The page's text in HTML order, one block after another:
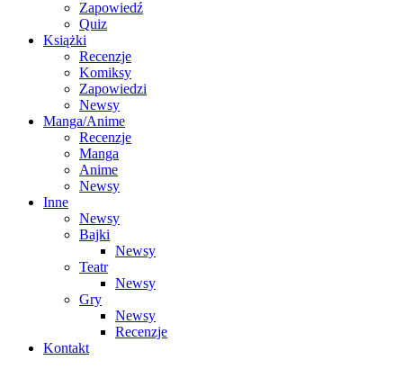
Zapowiedź
Quiz
Książki
Recenzje
Komiksy
Zapowiedzi
Newsy
Manga/Anime
Recenzje
Manga
Anime
Newsy
Inne
Newsy
Bajki
Newsy
Teatr
Newsy
Gry
Newsy
Recenzje
Kontakt